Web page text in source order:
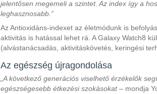
jelentősen megemeli a szintet. Az index így a
leghasznosabb.”
Az Antioxidáns-indexet az életmódunk is
aktivitás is hatással lehet rá. A Galaxy Watch8
(alvástanácsadás, aktivitáskövetés, keringési
Az egészség újragondolása
„A következő generációs viselhető érzékelők
egészségesebb étkezési szokásokat– mondja